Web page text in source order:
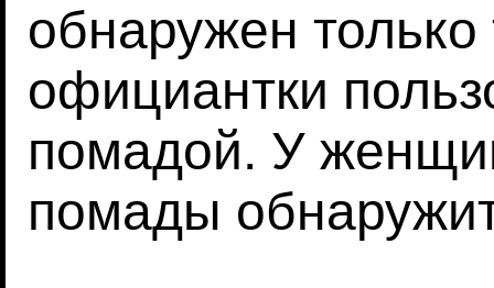
обнаружен только
официантки
помадой. У
помады